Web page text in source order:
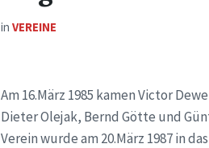
inVEREINE
Am 16.März 1985 kamen Victor
Dieter Olejak, Bernd Götte und
Verein wurde am 20.März 1987 in